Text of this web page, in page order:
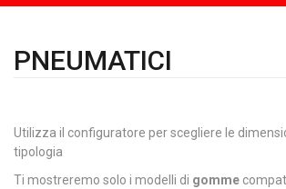
PNEUMATICI
Utilizza il configuratore per scegliere le
tipologia
Ti mostreremo solo i modelli di gomme